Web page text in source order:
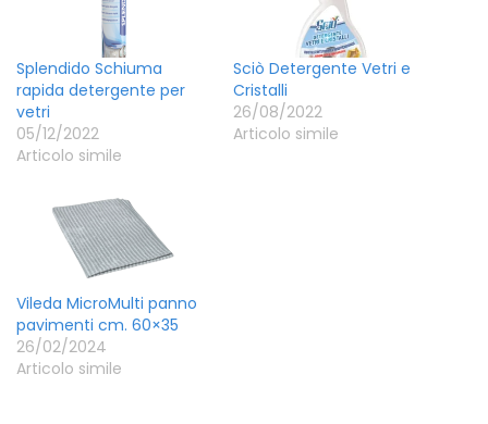
Splendido Schiuma
rapida detergente per
vetri
05/12/2022
Articolo simile
Sciò Detergente Vetri e
Cristalli
26/08/2022
Articolo simile
Vileda MicroMulti panno
pavimenti cm. 60×35
26/02/2024
Articolo simile